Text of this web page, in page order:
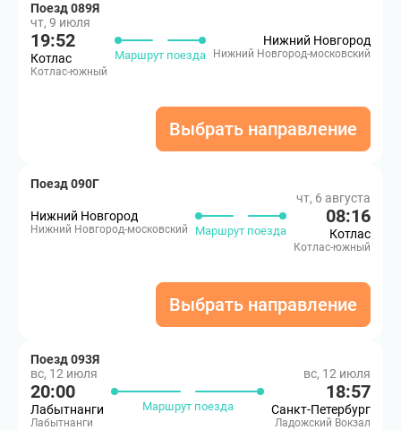
Поезд 089Я
чт, 9 июля
19:52
Котлас
Котлас-южный
Маршрут поезда
Нижний Новгород
Нижний Новгород-московский
Выбрать направление
Поезд 090Г
Нижний Новгород
Нижний Новгород-московский Маршрут поезда
чт, 6 августа
08:16
Котлас
Котлас-южный
Выбрать направление
Поезд 093Я
вс, 12 июля
20:00
Лабытнанги
Лабытнанги
Маршрут поезда
вс, 12 июля
18:57
Санкт-Петербург
Ладожский Вокзал